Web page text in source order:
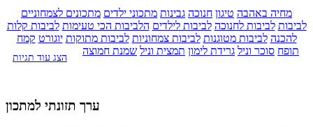
מחיה באהבה טיגון חנוכה גבינות מתכוני ילדים מתכונים לצמחוניים
לביבות לביבות לחנוכה לביבות לילדים הלביבות הכי טעימות לביבות קלות
להכנה לביבות מטוגנות לביבות צמחוניות לביבות מתוקות יוגורט קמח
תופח סוכר וניל גרידת לימון תמצית וניל שמנת חמוצה
הצג עוד תגיות
ערך תזונתי למתכון